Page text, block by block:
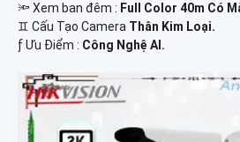
🔦 Xem ban đêm : Full Color 40m Có
♊ Cấu Tạo Camera Thân Kim Loại.
️ƒ Ưu Điểm : Công Nghệ AI.